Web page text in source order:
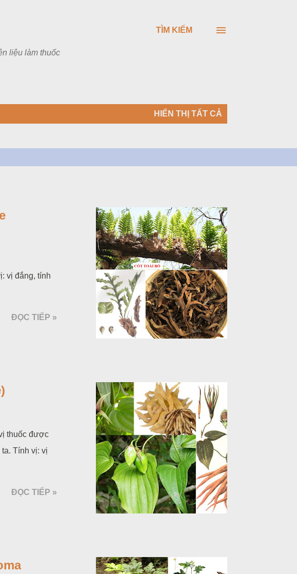
liệu làm thuốc
TÌM KIẾM
HIỂN THỊ TẤT CẢ
vị đắng, tính
ĐỌC TIẾP »
thuốc được
Tính vị: vị
ĐỌC TIẾP »